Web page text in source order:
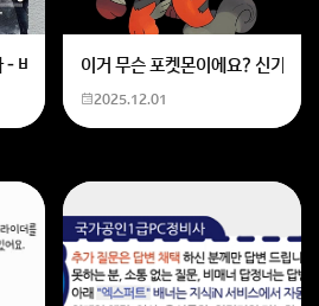
- 비행 마법 저격 여자 기억하기로는 위의 내
이거 무슨 포켓몬이에요? 신기하
2025.12.01